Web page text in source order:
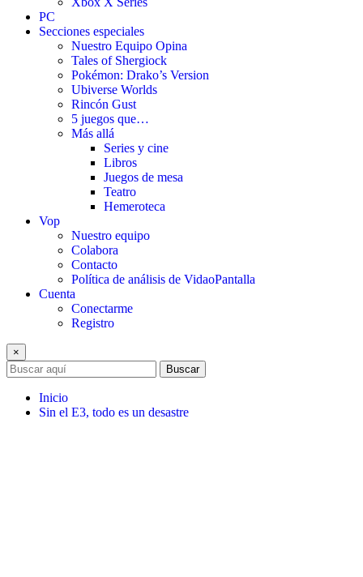
PC
Secciones especiales
Nuestro Equipo Opina
Tales of Shergiock
Pokémon: Drako’s Version
Ubiverse Worlds
Rincón Gust
5 juegos que…
Más allá
Series y cine
Libros
Juegos de mesa
Teatro
Hemeroteca
Vop
Nuestro equipo
Colabora
Contacto
Política de análisis de VidaoPantalla
Cuenta
Conectarme
Registro
×
Buscar
Inicio
Sin el E3, todo es un desastre